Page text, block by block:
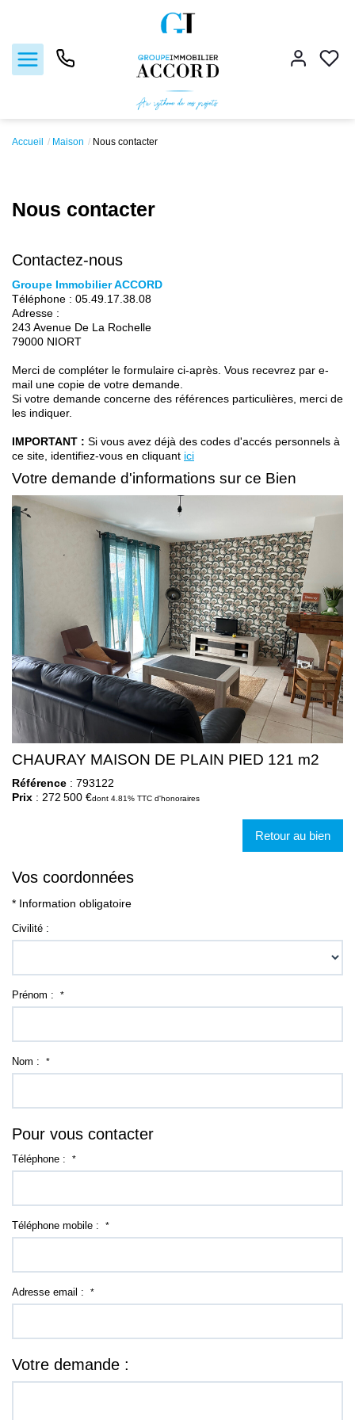
Locations
Gestion locative
Nos agences
Contact
Accueil Maison Nous contacter
Nous contacter
Contactez-nous
Groupe Immobilier ACCORD
Téléphone : 05.49.17.38.08
Adresse :
243 Avenue De La Rochelle
79000 NIORT
Merci de compléter le formulaire ci-après. Vous recevrez par e-
mail une copie de votre demande.
Si votre demande concerne des références particulières, merci de
les indiquer.
IMPORTANT : Si vous avez déjà des codes d'accés personnels à
ce site, identifiez-vous en cliquant ici
Votre demande d'informations sur ce Bien
CHAURAY MAISON DE PLAIN PIED 121 m2
Référence : 793122
Prix : 272 500 €dont 4.81% TTC d'honoraires
Retour au bien
Vos coordonnées
* Information obligatoire
Civilité :
Prénom : *
Nom : *
Pour vous contacter
Téléphone : *
Téléphone mobile : *
Adresse email : *
Votre demande :